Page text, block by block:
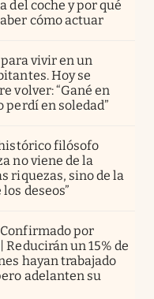
del coche y por qué
cómo actuar
vivir en un
Hoy se
volver: “Gané en
en soledad”
filósofo
no viene de la
riquezas, sino de la
deseos”
Confirmado por
Reducirán un 15% de
hayan trabajado
adelanten su